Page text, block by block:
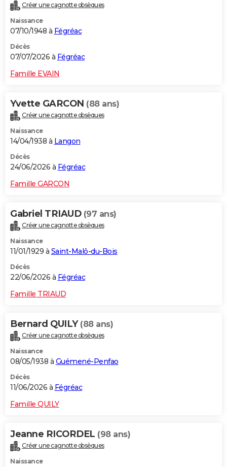
Créer une cagnotte obsèques
Naissance
07/10/1948 à Fégréac
Décès
07/07/2026 à Fégréac
Famille EVAIN
Yvette GARCON (88 ans)
Créer une cagnotte obsèques
Naissance
14/04/1938 à Langon
Décès
24/06/2026 à Fégréac
Famille GARCON
Gabriel TRIAUD (97 ans)
Créer une cagnotte obsèques
Naissance
11/01/1929 à Saint-Malô-du-Bois
Décès
22/06/2026 à Fégréac
Famille TRIAUD
Bernard QUILY (88 ans)
Créer une cagnotte obsèques
Naissance
08/05/1938 à Guémené-Penfao
Décès
11/06/2026 à Fégréac
Famille QUILY
Jeanne RICORDEL (98 ans)
Créer une cagnotte obsèques
Naissance